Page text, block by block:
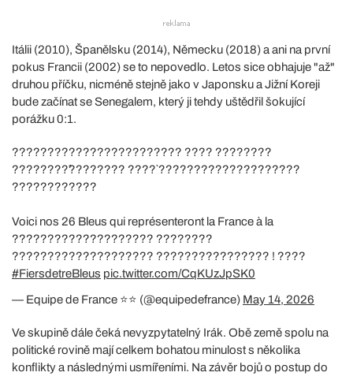
Itálii (2010), Španělsku (2014), Německu (2018) a ani na první
pokus Francii (2002) se to nepovedlo. Letos sice obhajuje "až"
druhou příčku, nicméně stejně jako v Japonsku a Jižní Koreji
bude začínat se Senegalem, který ji tehdy uštědřil šokující
porážku 0:1.
???????????????????????? ???? ????????
????????̂???????? ????̀ ????????????????????
????????????
Voici nos 26 Bleus qui représenteront la France à la
???????????????????? ????????
???????????????????? ???????????????? ! ????
#FiersdetreBleus pic.twitter.com/CqKUzJpSK0
— Equipe de France ⭐⭐ (@equipedefrance) May 14, 2026
Ve skupině dále čeká nevyzpytatelný Irák. Obě země spolu na
politické rovině mají celkem bohatou minulost s několika
konflikty a následnými usmířeními. Na závěr bojů o postup do